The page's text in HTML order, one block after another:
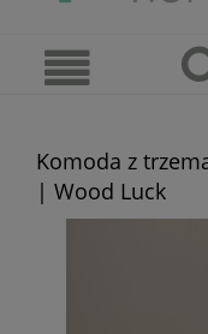
Komoda z
| Wood Luck